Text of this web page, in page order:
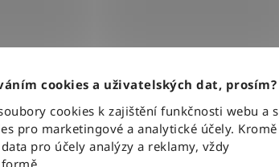
cookies a uživatelských dat, prosím?
cookies k zajištění funkčnosti webu a s
pro marketingové a analytické účely. Kromě
pro účely analýzy a reklamy, vždy